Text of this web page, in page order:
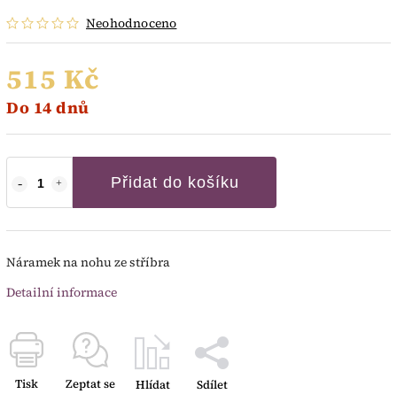
Neohodnoceno
515 Kč
Do 14 dnů
Přidat do košíku
Náramek na nohu ze stříbra
Detailní informace
Tisk Zeptat se Hlídat Sdílet